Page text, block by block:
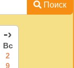
Поиск
-›
Вс
2
9